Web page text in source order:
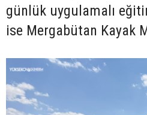
günlük uygulamalı
ise Mergabütan Kayak